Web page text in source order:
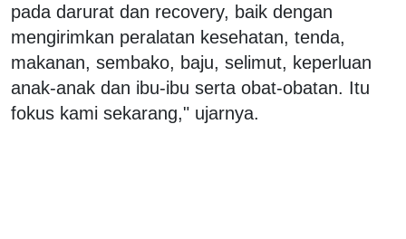
pada darurat dan recovery, baik dengan
mengirimkan peralatan kesehatan, tenda,
makanan, sembako, baju, selimut, keperluan
anak-anak dan ibu-ibu serta obat-obatan. Itu
fokus kami sekarang," ujarnya.